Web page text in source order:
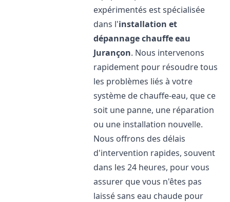
expérimentés est spécialisée
dans l'installation et
dépannage chauffe eau
Jurançon. Nous intervenons
rapidement pour résoudre tous
les problèmes liés à votre
système de chauffe-eau, que ce
soit une panne, une réparation
ou une installation nouvelle.
Nous offrons des délais
d'intervention rapides, souvent
dans les 24 heures, pour vous
assurer que vous n'êtes pas
laissé sans eau chaude pour